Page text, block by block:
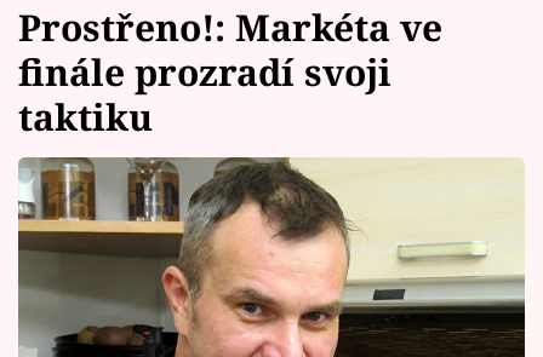
Témata
Celebrity
Vztahy
Seriály
Horoskopy
Prostřeno!: Markéta ve
finále prozradí svoji
taktiku